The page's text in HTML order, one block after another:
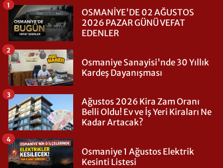
OSMANİYE'DE 02 AĞUSTOS
2026 PAZAR GÜNÜ VEFAT
EDENLER
1
Osmaniye Sanayisi'nde 30 Yıllık
Kardeş Dayanışması
2
Ağustos 2026 Kira Zam Oranı
Belli Oldu! Ev ve İş Yeri Kiraları Ne
Kadar Artacak?
3
Osmaniye 1 Ağustos Elektrik
Kesinti Listesi
4